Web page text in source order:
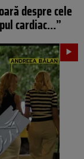
despre cele
cardiac…”